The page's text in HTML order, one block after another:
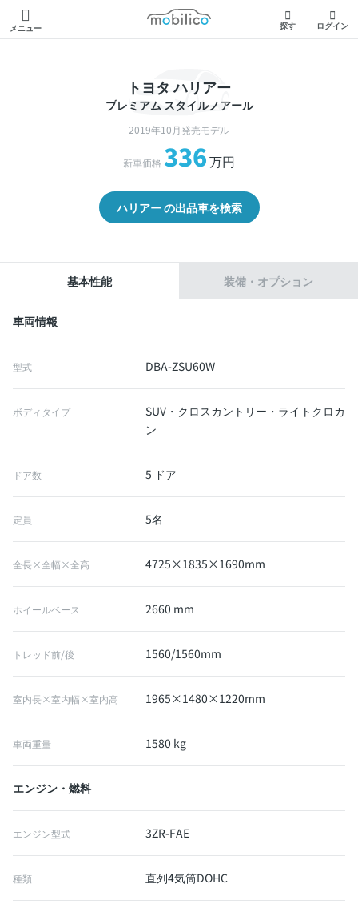
メニュー
モビリコ
探す ログイン
トヨタ ハリアー
プレミアム スタイルノアール
2019年10月発売モデル
新車価格 336万円
ハリアー の出品車を検索
基本性能 装備・オプション
車両情報
型式 DBA-ZSU60W
ボディタイプ
SUV・クロスカントリー・ライトクロカ
ン
ドア数 5 ドア
定員 5名
全長×全幅×全高 4725×1835×1690mm
ホイールベース 2660 mm
トレッド前/後 1560/1560mm
室内長×室内幅×室内高 1965×1480×1220mm
車両重量 1580 kg
エンジン・燃料
エンジン型式 3ZR-FAE
種類 直列4気筒DOHC